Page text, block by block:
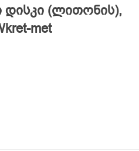
(ლითონის),
met